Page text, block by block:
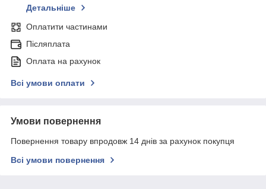
Детальніше
Оплатити частинами
Післяплата
Оплата на рахунок
Всі умови оплати
Умови повернення
Повернення товару впродовж 14 днів за рахунок покупця
Всі умови повернення